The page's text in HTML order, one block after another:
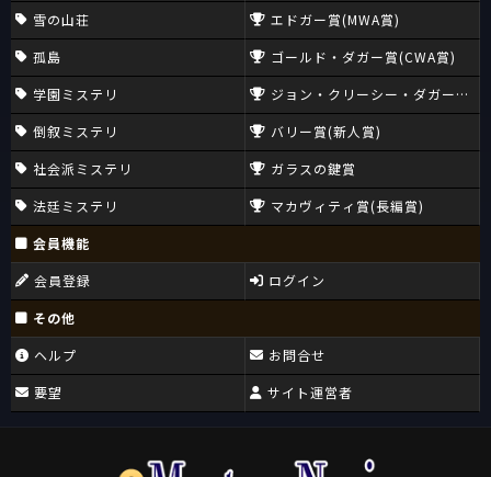
雪の山荘
孤島
学園ミステリ
倒叙ミステリ
社会派ミステリ
法廷ミステリ
エドガー賞(MWA賞)
ゴールド・ダガー賞(CWA賞)
ジョン・クリーシー・ダガー賞
バリー賞(新人賞)
ガラスの鍵賞
マカヴィティ賞(長編賞)
会員機能
会員登録
ログイン
その他
ヘルプ
要望
お問合せ
サイト運営者